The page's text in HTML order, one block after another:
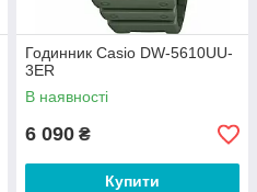
Годинник Casio DW-5610UU-
3ER
В наявності
6 090 ₴
Купити